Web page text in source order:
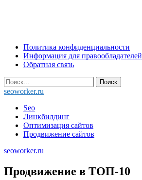
Skip
content
Политика конфиденциальности
Информация для правообладателей
Обратная связь
Найти:
seoworker.ru
Seo
Линкбилдинг
Оптимизация сайтов
Продвижение сайтов
seoworker.ru
Продвижение в ТОП-10